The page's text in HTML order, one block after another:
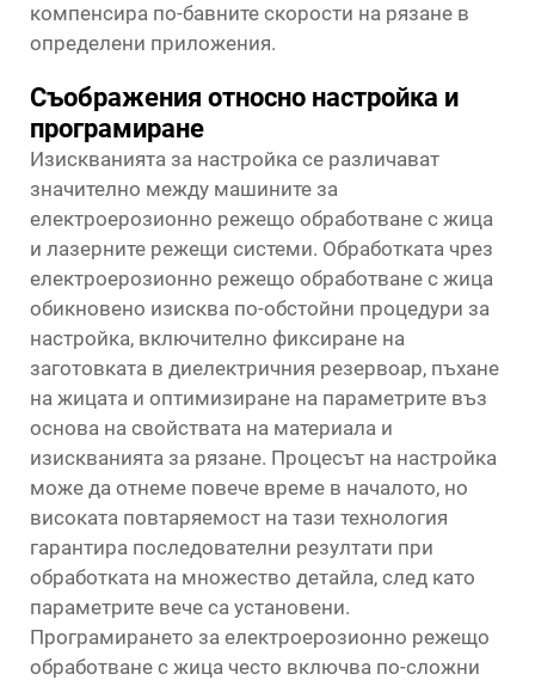
компенсира по-бавните скорости на рязане в
определени приложения.
Съображения относно настройка и
програмиране
Изискванията за настройка се различават
значително между машините за
електроерозионно режещо обработване с жица
и лазерните режещи системи. Обработката чрез
електроерозионно режещо обработване с жица
обикновено изисква по-обстойни процедури за
настройка, включително фиксиране на
заготовката в диелектричния резервоар, пъхане
на жицата и оптимизиране на параметрите въз
основа на свойствата на материала и
изискванията за рязане. Процесът на настройка
може да отнеме повече време в началото, но
високата повтаряемост на тази технология
гарантира последователни резултати при
обработката на множество детайла, след като
параметрите вече са установени.
Програмирането за електроерозионно режещо
обработване с жица често включва по-сложни